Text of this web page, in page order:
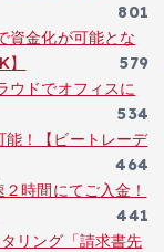
801
資金化が可能とな
579
ウドでオフィスに
534
能！【ビートレーデ
464
時間にてご入金！
441
リング「請求書先